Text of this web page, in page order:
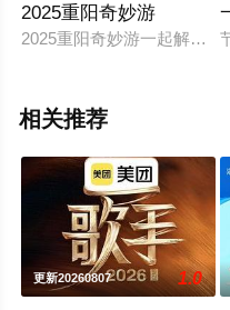
2025重阳奇妙游
2025重阳奇妙游一起解锁秋
相关推荐
更新20260807 1.0